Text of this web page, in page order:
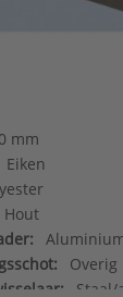
mm
Eiken
Hout
Overig